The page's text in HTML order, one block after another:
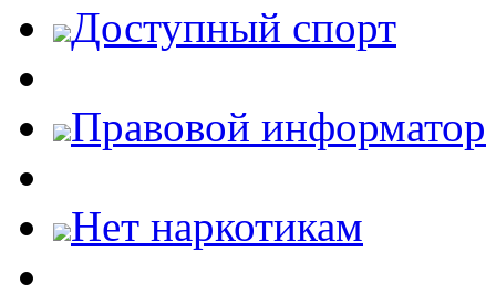
Доступный спорт
Правовой информатор
Нет наркотикам